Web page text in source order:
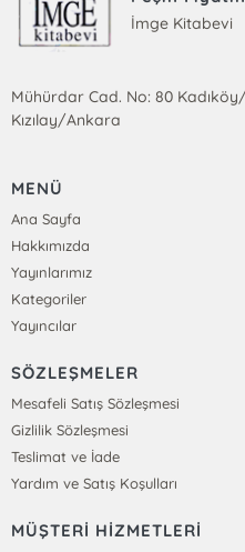
İmge Kitabevi
Mühürdar Cad. No: 80
Kızılay/Ankara
MENÜ
Ana Sayfa
Hakkımızda
Yayınlarımız
Kategoriler
Yayıncılar
SÖZLEŞMELER
Mesafeli Satış Sözleşmesi
Gizlilik Sözleşmesi
Teslimat ve İade
Yardım ve Satış Koşulları
MÜŞTERİ HİZMETLERİ